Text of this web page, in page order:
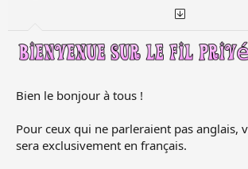
Bien le bonjour à tous !
Pour ceux qui ne parleraient pas anglais,
sera exclusivement en français.